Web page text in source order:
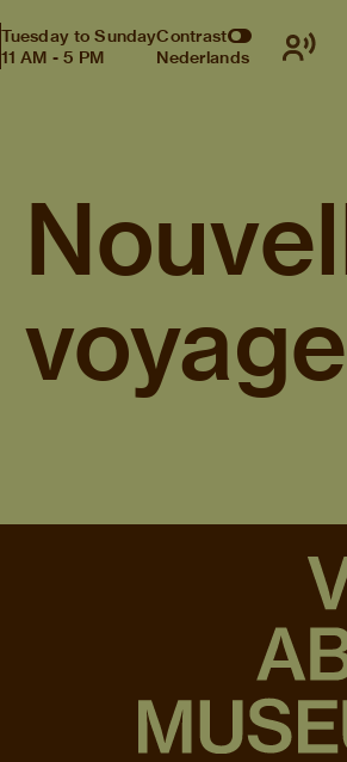
Tuesday to Sunday
11 AM - 5 PM
Contrast
Nederlands